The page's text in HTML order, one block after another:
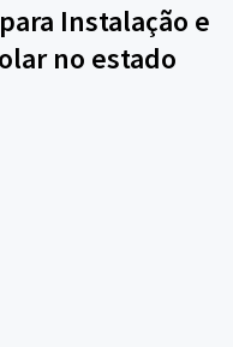
Instalação e
no estado